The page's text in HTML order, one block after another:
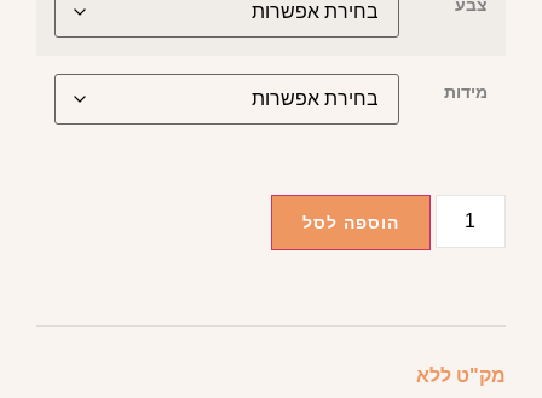
צבע
מידות
הוספה לסל
מק"ט ללא